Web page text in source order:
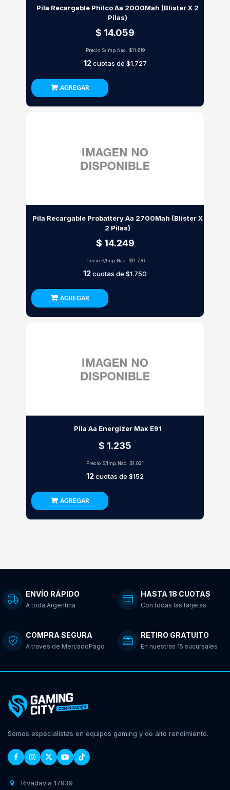
Pila Recargable Philco Aa 2000Mah (Blister X 2
Pilas)
$ 14.059
Precio S/Imp.Nac. $11.619
12cuotas de $1.727
AGREGAR
Pila Recargable Probattery Aa 2700Mah (Blister X
2 Pilas)
$ 14.249
Precio S/Imp.Nac. $11.776
12cuotas de $1.750
AGREGAR
Pila Aa Energizer Max E91
$ 1.235
Precio S/Imp.Nac. $1.021
12cuotas de $152
AGREGAR
ENVÍO RÁPIDO
A toda Argentina
HASTA 18 CUOTAS
Con todas las tarjetas
COMPRA SEGURA
A través de MercadoPago
RETIRO GRATUITO
En nuestras 15 sucursales
Somos especialistas en equipos gaming y de alto rendimiento.
Rivadavia 17939